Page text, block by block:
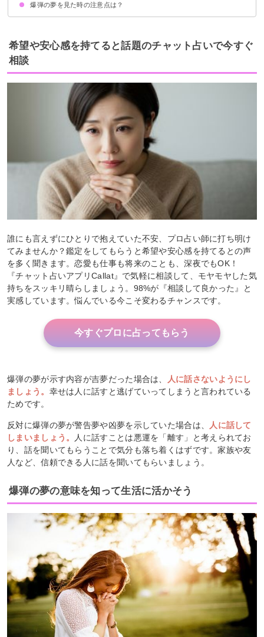
原爆の夢【吉夢・警告夢】
プラスチック爆弾の夢【警告夢】
おもちゃの爆弾の夢【警告夢】
爆弾の夢を見た時の注意点は？
十分な休息を取る
吉夢なら話さず警告夢や凶夢は人に話す
希望や安心感を持てると話題のチャット占いで今すぐ
相談
誰にも言えずにひとりで抱えていた不安、プロ占い師に打ち明け
てみませんか？鑑定をしてもらうと希望や安心感を持てるとの声
を多く聞きます。恋愛も仕事も将来のことも、深夜でもOK！
『チャット占いアプリCallat』で気軽に相談して、モヤモヤした気
持ちをスッキリ晴らしましょう。98%が『相談して良かった』と
実感しています。悩んでいる今こそ変わるチャンスです。
今すぐプロに占ってもらう
爆弾の夢が示す内容が吉夢だった場合は、
人に話さないようにし
ましょう。 幸せは人に話すと逃げていってしまうと言われている
ためです。
反対に爆弾の夢が警告夢や凶夢を示していた場合は、
人に話して
しまいましょう。
人に話すことは悪運を「離す」と考えられてお
り、話を聞いてもらうことで気分も落ち着くはずです。家族や友
人など、信頼できる人に話を聞いてもらいましょう。
爆弾の夢の意味を知って生活に活かそう